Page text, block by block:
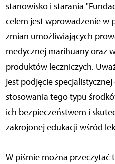
stanowisko i starania
celem jest wprowadzenie w
zmian umożliwiających
medycznej marihuany oraz
produktów leczniczych.
jest podjęcie
stosowania tego typu
ich bezpieczeństwem i
zakrojonej edukacji wśród
W piśmie można przeczytać